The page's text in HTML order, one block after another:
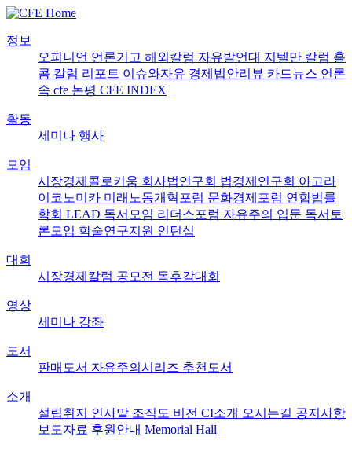
정보
오피니언 언론기고 해외칼럼 자유발언대 지텔만 칼럼 홀
콤 칼럼 리포트 이슈와자유 경제법안리뷰 카드뉴스 언론
속 cfe 논평 CFE INDEX
활동
세미나 행사
모임
시장경제콜로키움 회사법연구회 법경제연구회 아고라
이코노미카 미래노동개혁포럼 문화경제포럼 연합법률
학회 LEAD 독서모임 리더스포럼 자유주의 입문 독서토
론모임 학술연구지원 인턴십
대회
시장경제칼럼 공모전 독후감대회
영상
세미나 강좌
도서
판매도서 자유주의시리즈 추천도서
소개
설립취지 인사말 조직도 비전 CI소개 오시는길 공지사항
보도자료 후원안내 Memorial Hall